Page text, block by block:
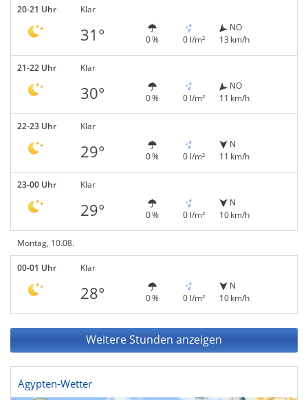
20-21 Uhr Klar
31° 0 % 0 l/m²
NO
13 km/h
21-22 Uhr Klar
30° 0 % 0 l/m²
NO
11 km/h
22-23 Uhr Klar
29° 0 % 0 l/m²
N
11 km/h
23-00 Uhr Klar
29° 0 % 0 l/m²
N
10 km/h
Montag, 10.08.
00-01 Uhr Klar
28° 0 % 0 l/m²
N
10 km/h
Weitere Stunden anzeigen
Ägypten-Wetter